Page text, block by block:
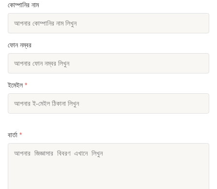
কোম্পানির নাম
ফোন নম্বর
ইমেইল *
বার্তা *